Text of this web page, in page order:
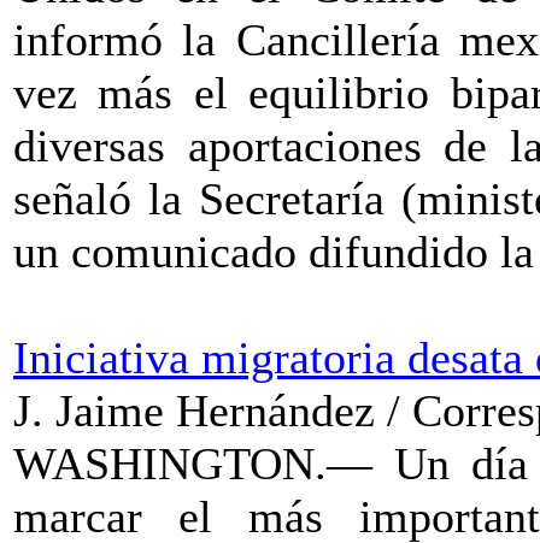
informó la Cancillería
vez más el equilibrio
diversas aportaciones de
señaló la Secretaría
un comunicado difundido
Iniciativa migratoria
J. Jaime Hernández /
WASHINGTON.— Un día
marcar el más